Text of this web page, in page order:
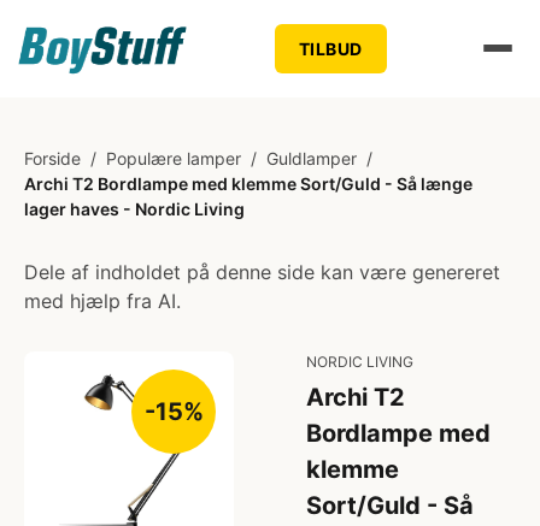
TILBUD
Forside / Populære lamper / Guldlamper /
Archi T2 Bordlampe med klemme Sort/Guld - Så længe
lager haves - Nordic Living
Dele af indholdet på denne side kan være genereret
med hjælp fra AI.
-15%
NORDIC LIVING
Archi T2
Bordlampe med
klemme
Sort/Guld - Så